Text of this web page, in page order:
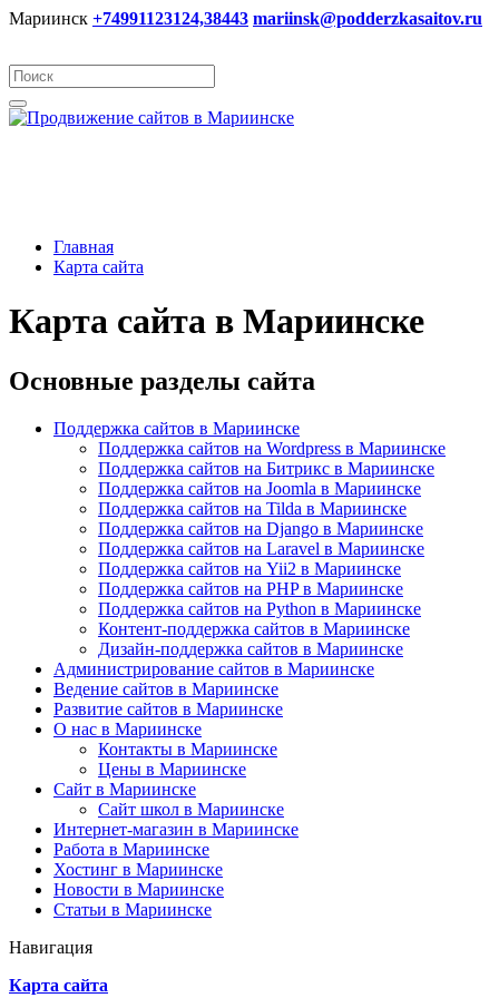
Мариинск +74991123124,38443 mariinsk@podderzkasaitov.ru
Главная
Карта сайта
Карта сайта в Мариинске
Основные разделы сайта
Поддержка сайтов в Мариинске
Поддержка сайтов на Wordpress в Мариинске
Поддержка сайтов на Битрикс в Мариинске
Поддержка сайтов на Joomla в Мариинске
Поддержка сайтов на Tilda в Мариинске
Поддержка сайтов на Django в Мариинске
Поддержка сайтов на Laravel в Мариинске
Поддержка сайтов на Yii2 в Мариинске
Поддержка сайтов на PHP в Мариинске
Поддержка сайтов на Python в Мариинске
Контент-поддержка сайтов в Мариинске
Дизайн-поддержка сайтов в Мариинске
Администрирование сайтов в Мариинске
Ведение сайтов в Мариинске
Развитие сайтов в Мариинске
О нас в Мариинске
Контакты в Мариинске
Цены в Мариинске
Сайт в Мариинске
Сайт школ в Мариинске
Интернет-магазин в Мариинске
Работа в Мариинске
Хостинг в Мариинске
Новости в Мариинске
Статьи в Мариинске
Навигация
Карта сайта